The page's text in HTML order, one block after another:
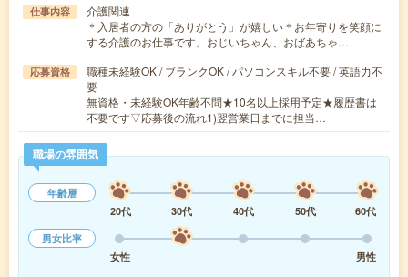
仕事内容
介護関連
＊入居者の方の「ありがとう」が嬉しい＊お年寄りを笑顔に
する介護のお仕事です。おじいちゃん、おばあちゃ…
応募資格
職種未経験OK / ブランクOK / パソコンスキル不要 / 英語力不
要
無資格・未経験OK年齢不問★10名以上採用予定★履歴書は
不要です▽応募後の流れ1)翌営業日までに担当…
職場の雰囲気
年齢層
20代
30代 40代 50代
60代
男女比率
女性
男性